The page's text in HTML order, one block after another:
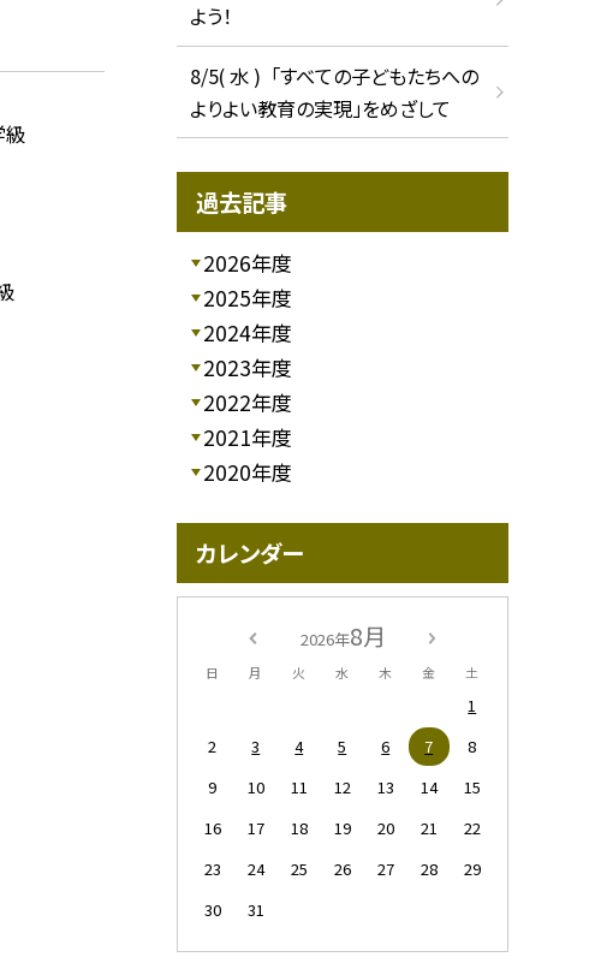
級
よう！
8/5( 水 ) 「すべての子どもたちへの
よりよい教育の実現」をめざして
過去記事
2026年度
2025年度
2024年度
2023年度
2022年度
2021年度
2020年度
カレンダー
2026年8月
日 月 火 水 木 金 土
1
2
3 4 5 6 7
8
9
10 11 12 13 14
15
16
17 18 19 20 21
22
23
24 25 26 27 28
29
30
31